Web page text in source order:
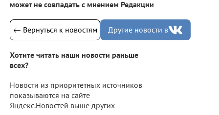
может не совпадать с мнением Редакции
← Вернуться к новостям Другие новости в
Хотите читать наши новости раньше
всех?
Новости из приоритетных источников
показываются на сайте
Яндекс.Новостей выше других